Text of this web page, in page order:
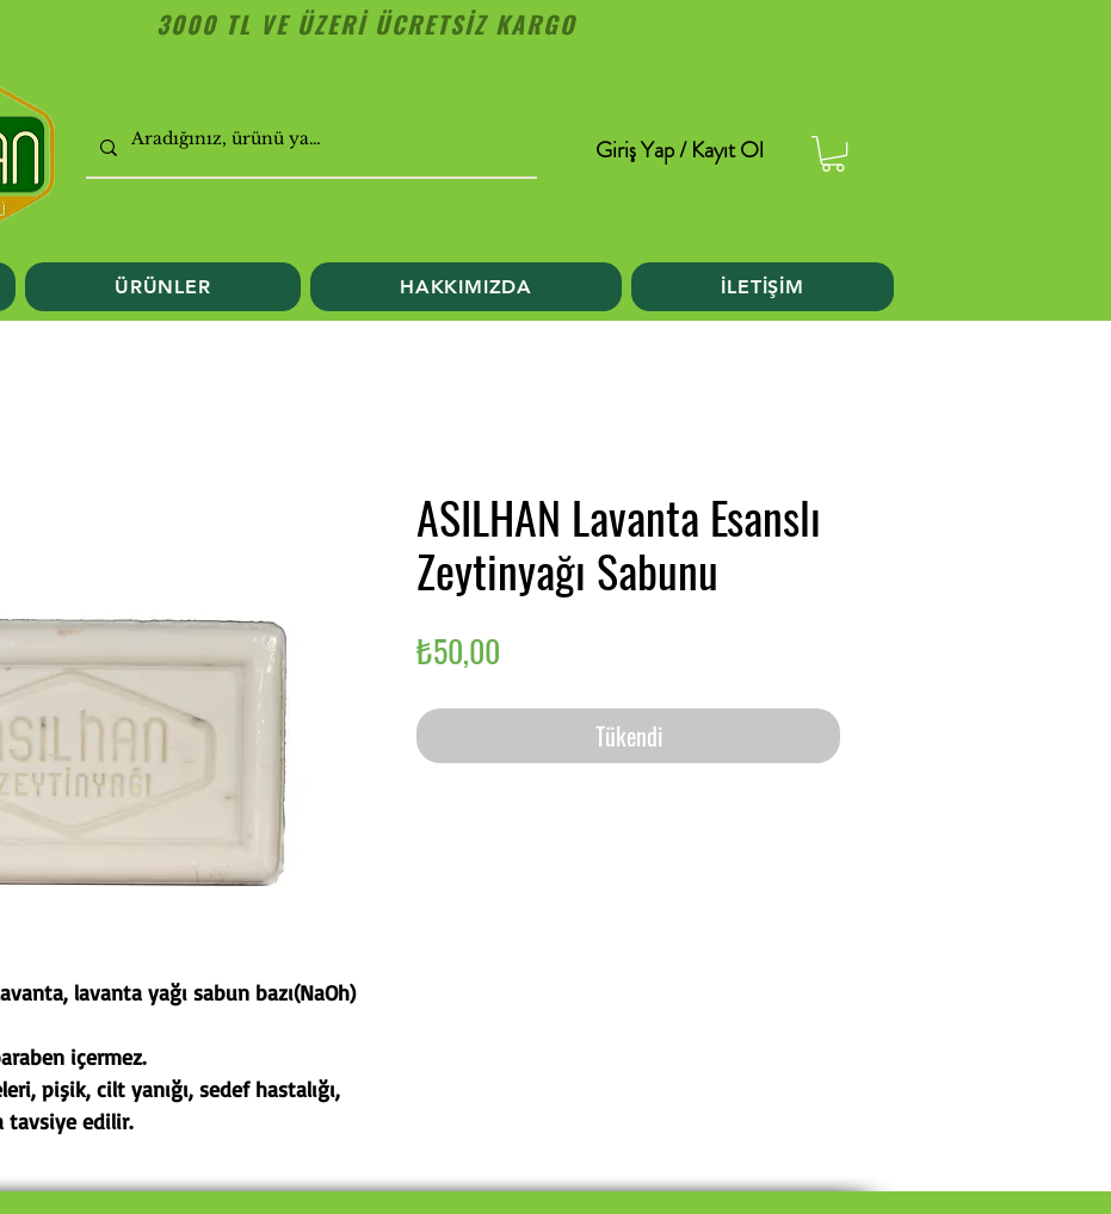
ÜRÜNLER HAKKIMIZDA İLETİŞİM
Giriş Yap / Kayıt Ol
3000 TL VE ÜZERİ ÜCRETSİZ KARGO
lavanta yağı sabun bazı(NaOh)
içermez.
pişik, cilt yanığı, sedef hastalığı,
tavsiye edilir.
ASILHAN Lavanta Esanslı
Zeytinyağı Sabunu
₺50,00
Tükendi